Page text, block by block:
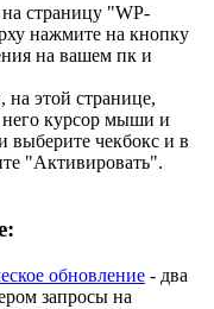
страницу "WP-
нажмите на кнопку
на вашем пк и
этой странице,
него курсор мыши и
чекбокс и в
"Активировать".
обновление - два
запросы на